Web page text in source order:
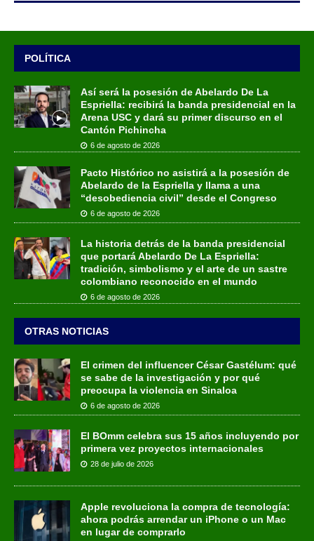
POLÍTICA
Así será la posesión de Abelardo De La
Espriella: recibirá la banda presidencial en la
Arena USC y dará su primer discurso en el
Cantón Pichincha
6 de agosto de 2026
Pacto Histórico no asistirá a la posesión de
Abelardo de la Espriella y llama a una
“desobediencia civil” desde el Congreso
6 de agosto de 2026
La historia detrás de la banda presidencial
que portará Abelardo De La Espriella:
tradición, simbolismo y el arte de un sastre
colombiano reconocido en el mundo
6 de agosto de 2026
OTRAS NOTICIAS
El crimen del influencer César Gastélum: qué
se sabe de la investigación y por qué
preocupa la violencia en Sinaloa
6 de agosto de 2026
El BOmm celebra sus 15 años incluyendo por
primera vez proyectos internacionales
28 de julio de 2026
Apple revoluciona la compra de tecnología:
ahora podrás arrendar un iPhone o un Mac
en lugar de comprarlo